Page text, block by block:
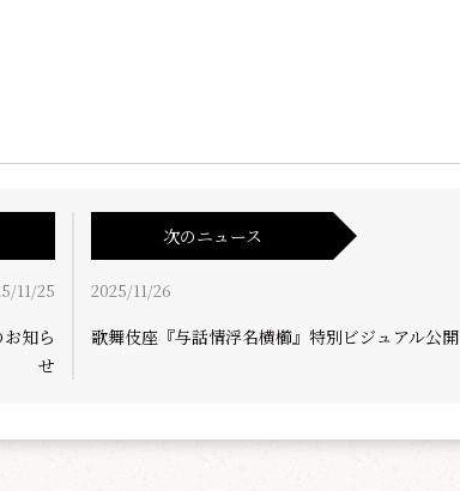
11/25
知ら
せ
次のニュース
2025/11/26
歌舞伎座『与話情浮名横櫛』特別ビジュアル公開